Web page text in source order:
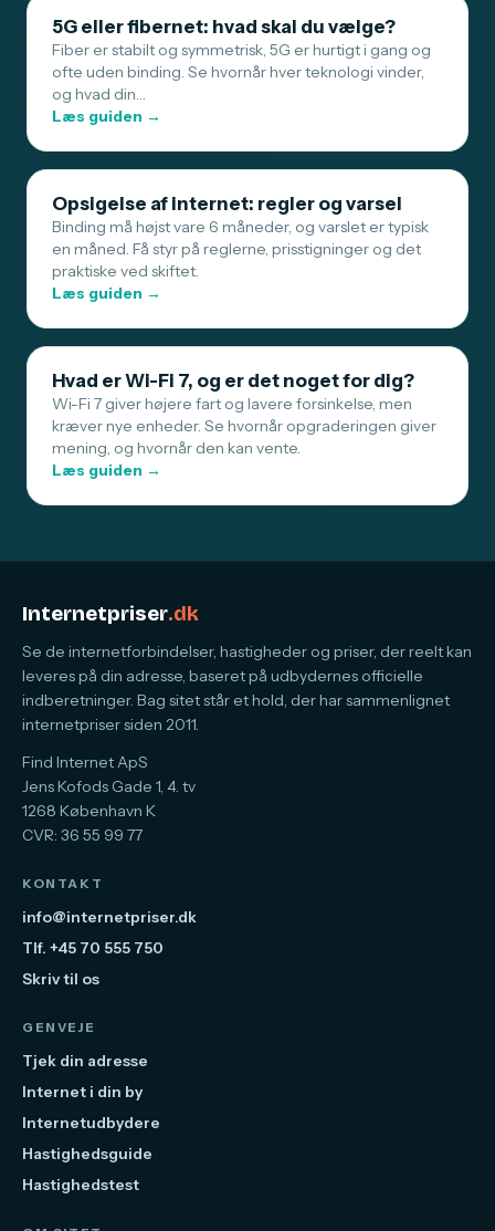
5G eller fibernet: hvad skal du vælge?
Fiber er stabilt og symmetrisk, 5G er hurtigt i gang og
ofte uden binding. Se hvornår hver teknologi vinder,
og hvad din…
Læs guiden →
Opsigelse af internet: regler og varsel
Binding må højst vare 6 måneder, og varslet er typisk
en måned. Få styr på reglerne, prisstigninger og det
praktiske ved skiftet.
Læs guiden →
Hvad er Wi-Fi 7, og er det noget for dig?
Wi-Fi 7 giver højere fart og lavere forsinkelse, men
kræver nye enheder. Se hvornår opgraderingen giver
mening, og hvornår den kan vente.
Læs guiden →
Internetpriser.dk
Se de internetforbindelser, hastigheder og priser, der reelt kan
leveres på din adresse, baseret på udbydernes officielle
indberetninger. Bag sitet står et hold, der har sammenlignet
internetpriser siden 2011.
Find Internet ApS
Jens Kofods Gade 1, 4. tv
1268 København K
CVR: 36 55 99 77
KONTAKT
info@internetpriser.dk
Tlf. +45 70 555 750
Skriv til os
GENVEJE
Tjek din adresse
Internet i din by
Internetudbydere
Hastighedsguide
Hastighedstest